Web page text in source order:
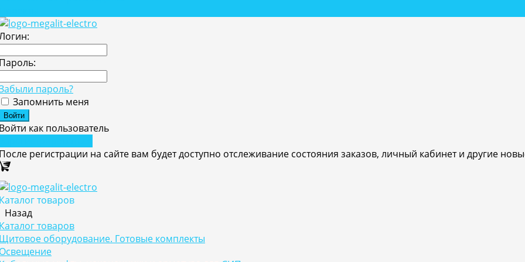
пароль?
Запомнить меня
как пользователь
регистрации на сайте вам будет доступно отслеживание состояния заказов, личный кабинет и другие
товаров
Назад
товаров
оборудование. Готовые комплекты